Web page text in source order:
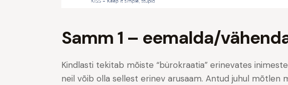
Samm 1 – eemalda/
Kindlasti tekitab mõiste “bürokraatia” erinevates
neil võib olla sellest erinev arusaam. Antud juhul mõtlen